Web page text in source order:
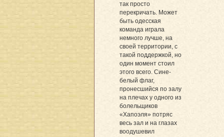
так просто
перекричать. Может
быть одесская
команда играла
немного лучше, на
своей территории, с
такой поддержкой, но
один момент стоил
этого всего. Сине-
белый флаг,
пронесшийся по залу
на плечах у одного из
болельщиков
«Хапоэля» потряс
весь зал и на глазах
воодушевил